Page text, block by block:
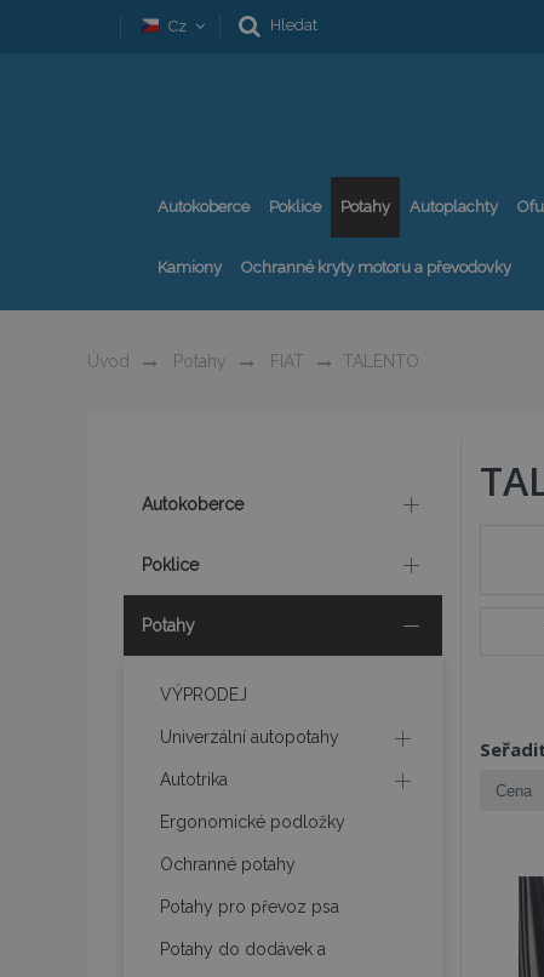
Cz Hledat
Autokoberce Poklice Potahy Autoplachty
Kamiony Ochranné kryty motoru a převodovky
Úvod Potahy FIAT TALENTO
Autokoberce
Poklice
Potahy
VÝPRODEJ
Univerzální autopotahy
Autotrika
Ergonomické podložky
Ochranné potahy
Potahy pro převoz psa
Potahy do dodávek a